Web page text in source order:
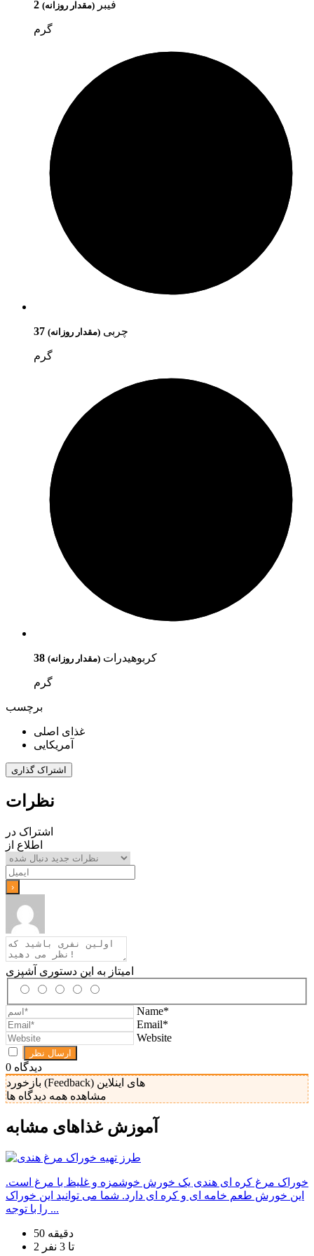
2 (مقدار روزانه) فیبر
گرم
37 (مقدار روزانه) چربی
گرم
38 (مقدار روزانه) کربوهیدرات
گرم
برچسب
غذای اصلی
آمریکایی
اشتراک گذاری
نظرات
اشتراک در
اطلاع از
امیتاز به این دستوری آشپزی
Name*
Email*
Website
0 دیدگاه
بازخورد (Feedback) های اینلاین
مشاهده همه دیدگاه ها
آموزش غذا‌های مشابه
خوراک مرغ کره ای هندی یک خورش خوشمزه و غلیظ با مرغ است.
این خورش طعم خامه ای و کره ای دارد. شما می توانید این خوراک
را با توجه ...
50 دقیقه
2 تا 3 نفر